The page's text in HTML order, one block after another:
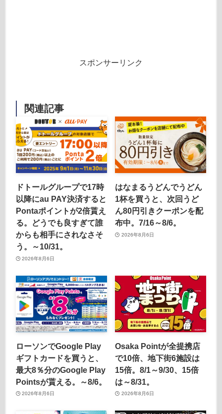
スポンサーリンク
関連記事
ドトールグループで17時
以降にau PAY決済すると
Pontaポイントが2倍貰え
る。どうでも良すぎて誰
からも相手にされなさそ
う。～10/31。
2026年8月6日
はなまるうどんでうどん
1杯を買うと、次回うど
ん80円引きクーポンを配
布中。7/16～8/6。
2026年8月6日
ローソンでGoogle Play
ギフトカードを買うと、
最大8％分のGoogle Play
Pointsが貰える。～8/6。
2026年8月6日
Osaka Pointが全提携店
で10倍、地下街6施設は
15倍。8/1～9/30、15倍
は～8/31。
2026年8月6日